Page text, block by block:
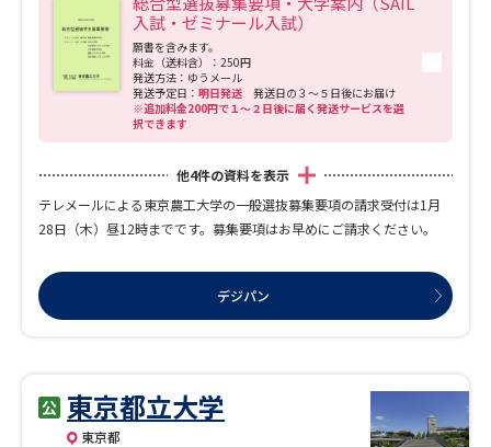
入試・ゼミナール入試）
願書を含みます。
料金（送料含）：250円
発送方法：ゆうメール
発送予定日： 明日発送 発送日の３～５日後にお届け
※追加料金200円で１～２日後に届く発送サービスを選
択できます
他4件の資料を表示
テレメールによる東京農工大学の一般選抜募集要項の請求受付は1月
28日（木）昼12時までです。募集要項はお早めにご請求ください。
デジパン
東京都立大学
東京都